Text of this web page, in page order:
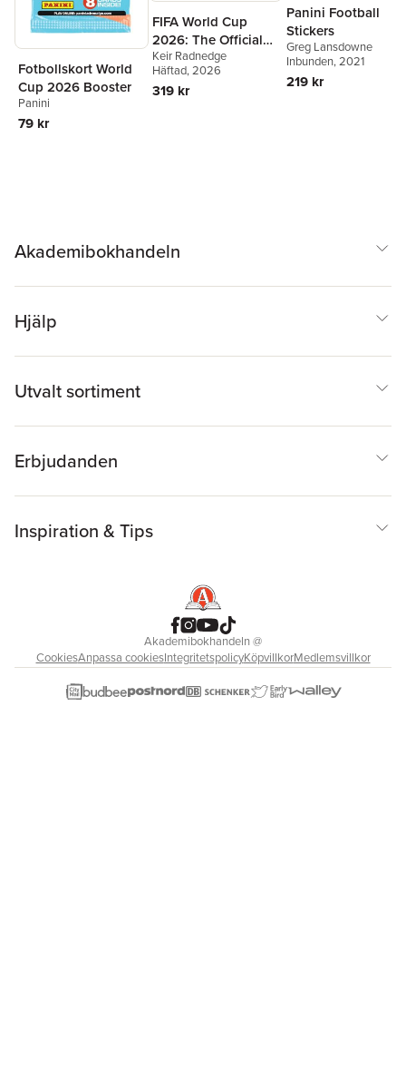
Panini
Viale Emilio Po 380, 41126, Modena (MO), Italy
Kontakt
Fotbollskort World
Cup 2026 Booster
Panini
79 kr
FIFA World Cup
2026: The Official
Guide
Keir Radnedge
Häftad, 2026
319 kr
Panini Football
Stickers
Greg Lansdowne
Inbunden, 2021
219 kr
Akademibokhandeln
Hjälp
Utvalt sortiment
Erbjudanden
Inspiration & Tips
Akademibokhandeln@
CookiesAnpassa cookiesIntegritetspolicyKöpvillkorMedlemsvillkor